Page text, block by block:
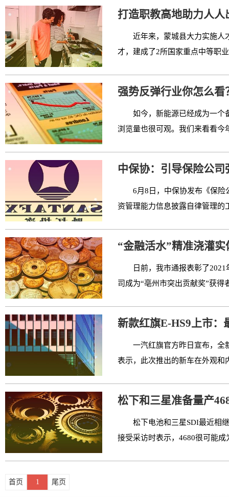
打造职教高地助力人人
近年来，蒙城县大力实施人
才，建成了2所国家重点中等职
强势反弹行业你怎么看
如今，新能源已经成为一个
浏览量也很可观。我们来看看今
中保协：引导保险公
6月8日，中保协发布《保
资管理能力信息披露自律管理的
“金融活水”精准浇灌实
日前，我市通报表彰了
司成为“亳州市突出贡献奖”获
新款红旗E-HS9上市：
一汽红旗官方昨日宣布，全
表示，此次推出的新车在外观和
松下和三星准备量产
松下电池和三星SDI最近相
接受采访时表示，4680很可能
首页 1 尾页